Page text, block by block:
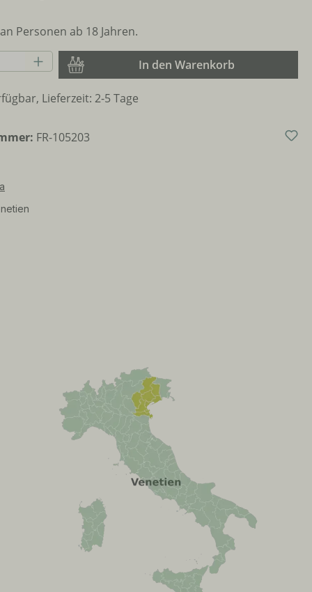
Personen ab 18 Jahren.
Gib den gewünschten Wert
In den Warenkorb
Lieferzeit: 2-5 Tage
FR-105203